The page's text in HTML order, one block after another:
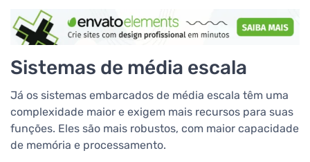
Sistemas de média escala
Já os sistemas embarcados de média escala têm uma
complexidade maior e exigem mais recursos para suas
funções. Eles são mais robustos, com maior capacidade
de memória e processamento.